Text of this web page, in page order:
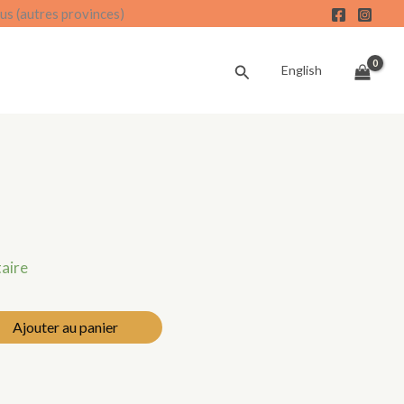
(autres provinces)
Recherche
English
Ajouter au panier